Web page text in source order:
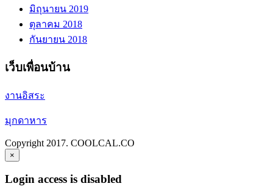
มิถุนายน 2019
ตุลาคม 2018
กันยายน 2018
เว็บเพื่อนบ้าน
งานอิสระ
มุกดาหาร
Copyright 2017. COOLCAL.CO
×
Login access is disabled